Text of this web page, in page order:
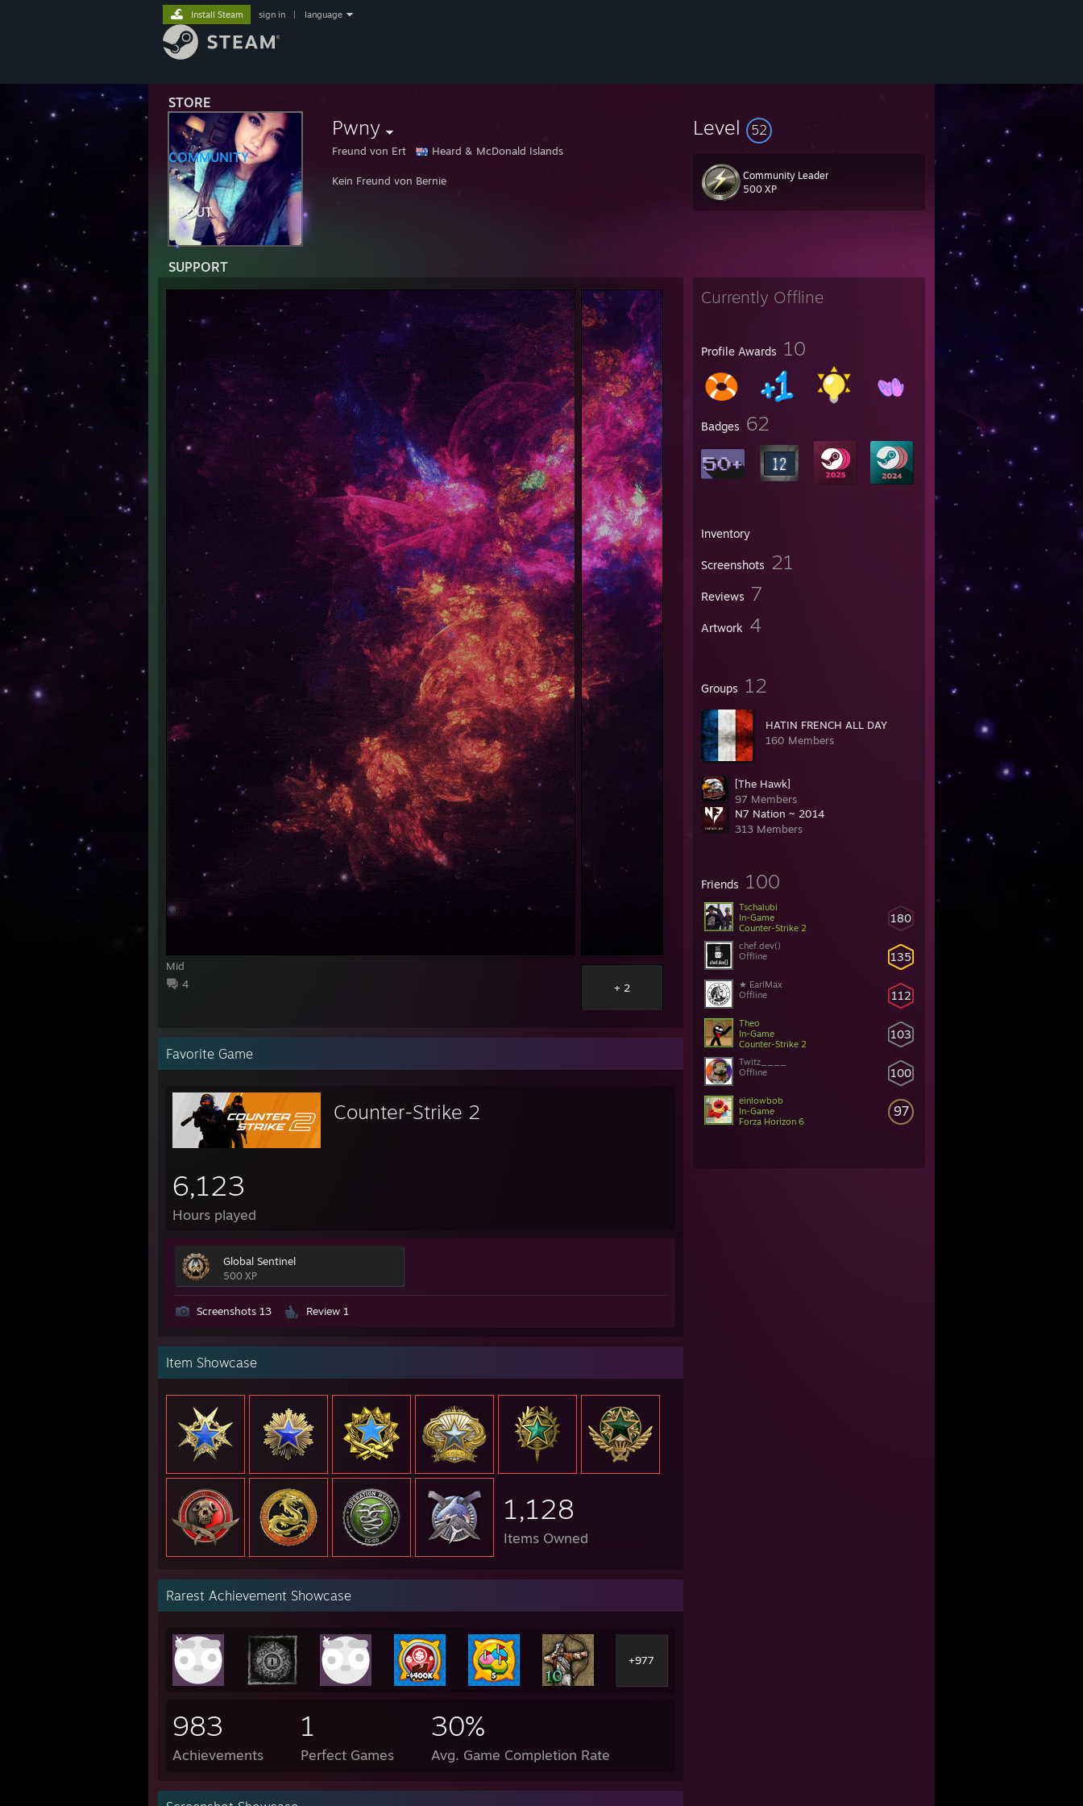
STORE
COMMUNITY
ABOUT
SUPPORT
Install Steam sign in language
Pwny
Freund von Ert Heard & McDonald Islands
Kein Freund von Bernie
Level 52
Community Leader
500 XP
Currently Offline
Profile Awards 10
Badges 62
Inventory
Screenshots 21
Reviews 7
Artwork 4
Groups 12
HATIN FRENCH ALL DAY
160 Members
[The Hawk]
97 Members
N7 Nation ~ 2014
313 Members
Friends 100
180
Tschalubi
In-Game
Counter-Strike 2
135
chef.dev()
Offline
112
★ EarlMax
Offline
103
Theo
In-Game
Counter-Strike 2
100
Twitz____
Offline
97
einlowbob
In-Game
Forza Horizon 6
Mid
4
+ 2
Favorite Game
Counter-Strike 2
6,123
Hours played
Global Sentinel
500 XP
Screenshots 13 Review 1
Item Showcase
1,128
Items Owned
Rarest Achievement Showcase
+977
983
Achievements
1
Perfect Games
30%
Avg. Game Completion Rate